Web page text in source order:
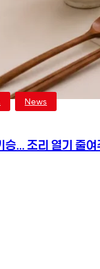
, News
승… 조리 열기 줄